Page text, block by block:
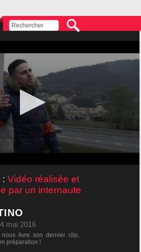
: Vidéo réalisée et
par un internaute
mai 2016
livre son dernier clip,
préparation !